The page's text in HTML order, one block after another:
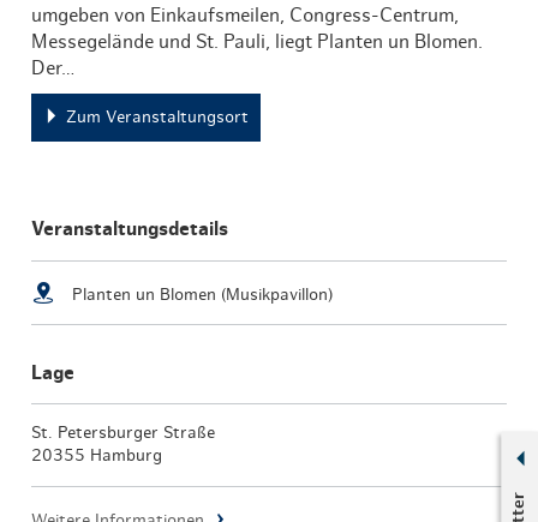
umgeben von Einkaufsmeilen, Congress-Centrum,
Messegelände und St. Pauli, liegt Planten un Blomen.
Der…
Zum Veranstaltungsort
Veranstaltungsdetails
Planten un Blomen (Musikpavillon)
Lage
St. Petersburger Straße
20355 Hamburg